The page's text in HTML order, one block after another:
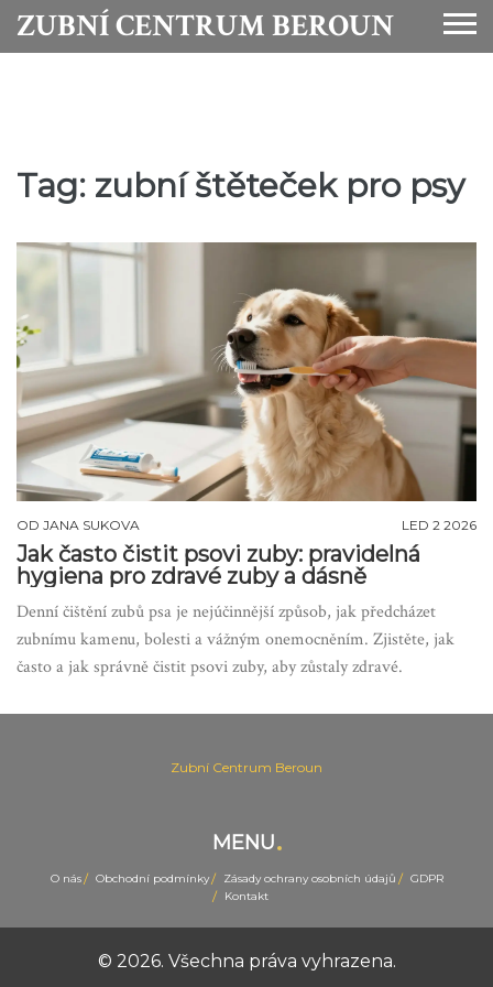
ZUBNÍ CENTRUM BEROUN
Tag: zubní štěteček pro psy
OD JANA SUKOVA LED 2 2026
Jak často čistit psovi zuby: pravidelná
hygiena pro zdravé zuby a dásně
Denní čištění zubů psa je nejúčinnější způsob, jak předcházet
zubnímu kamenu, bolesti a vážným onemocněním. Zjistěte, jak
často a jak správně čistit psovi zuby, aby zůstaly zdravé.
Zubní Centrum Beroun
MENU
O nás Obchodní podmínky Zásady ochrany osobních údajů
GDPR
Kontakt
© 2026. Všechna práva vyhrazena.